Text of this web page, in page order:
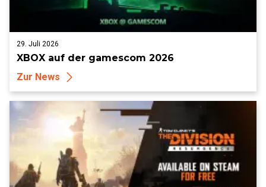
29. Juli 2026
XBOX auf der gamescom 2026
Zur News